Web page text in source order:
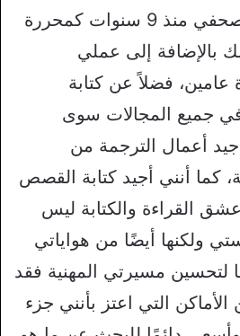
أعمل في المجال الصحفي منذ 9 سنوات كمحررة
بالإضافة إلى عملي
فضلاً عن كتابة
في جميع المجالات سوى
أعمال الترجمة من
كما أنني أجيد كتابة القصص
القراءة والكتابة ليس
ولكنها أيضًا من هواياتي
لتحسين مسيرتي المهنية فقد
التي اعتز بأنني جزء